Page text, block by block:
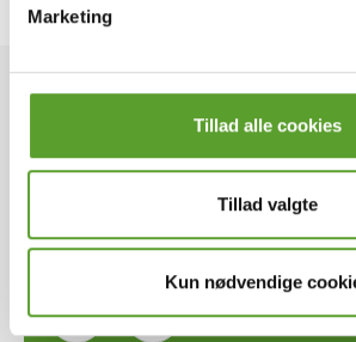
Marketing
Tillad alle cookies
Tillad valgte
Kun nødvendige
Ladegårdsvej 2, DK-7100 Vejle
info@dk-camp.dk
InstagramFacebook